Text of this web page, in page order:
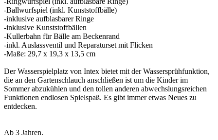
-Ballwurfspiel (inkl. Kunststoffbälle)
-inklusive aufblasbarer Ringe
-inklusive Kunststoffbällen
-Kullerbahn für Bälle am Beckenrand
-inkl. Auslassventil und Reparaturset mit Flicken
-Maße: 29,7 x 19,3 x 13,5 cm
Der Wasserspielplatz von Intex bietet mit der Wassersprühfunktion,
die an den Gartenschlauch anschließen ist um die Kinder im
Sommer abzukühlen und den tollen anderen abwechslungsreichen
Funktionen endlosen Spielspaß. Es gibt immer etwas Neues zu
entdecken.
Ab 3 Jahren.